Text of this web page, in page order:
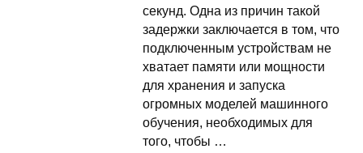
секунд. Одна из причин такой
задержки заключается в том, что
подключенным устройствам не
хватает памяти или мощности
для хранения и запуска
огромных моделей машинного
обучения, необходимых для
того, чтобы …